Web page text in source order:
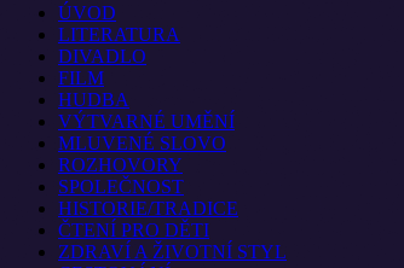
ÚVOD
LITERATURA
DIVADLO
FILM
HUDBA
VÝTVARNÉ UMĚNÍ
MLUVENÉ SLOVO
ROZHOVORY
SPOLEČNOST
HISTORIE/TRADICE
ČTENÍ PRO DĚTI
ZDRAVÍ A ŽIVOTNÍ STYL